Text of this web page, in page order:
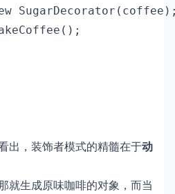
出，装饰者模式的精髓在于动
就生成原味咖啡的对象，而当